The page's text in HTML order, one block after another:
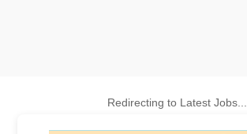
Redirecting to Latest Jobs...